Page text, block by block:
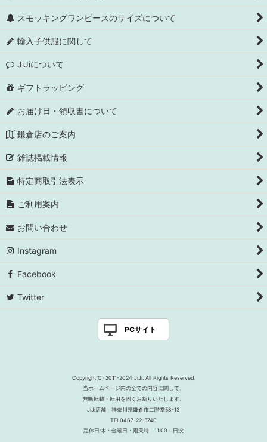
スモッキングワンピースのサイズについて
輸入子供服に関して
JiJiについて
ギフトラッピング
お届け日・領収書について
鎌倉店のご案内
雑誌掲載情報
特定商取引法表示
ご利用案内
お問い合わせ
Instagram
Facebook
Twitter
PCサイト
Copyright(C) 2011-2024 JiJi. All Rights Reserved.
当ホームページ内の全ての内容に関して、
無断転載・転用を固くお断りいたします。
JiJi店舗 神奈川県鎌倉市二階堂58-13
TEL0467-22-5740
定休日:木・金曜日・雨天時 11:00～日没